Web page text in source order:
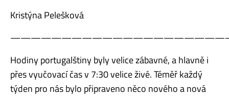
Kristýna Pelešková
Hodiny portugalštiny byly velice zábavné, a hlavně i
přes vyučovací čas v 7:30 velice živé. Téměř každý
týden pro nás bylo připraveno něco nového a nová